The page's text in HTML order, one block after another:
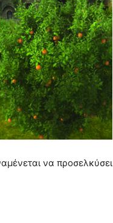
να προσελκύσει